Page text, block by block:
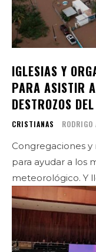
IGLESIAS Y
PARA ASISTIR
DESTROZOS
CRISTIANAS RODRIGO
Congregaciones
para ayudar a los
meteorológico. Y